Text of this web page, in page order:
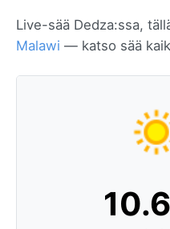
Live-sää Dedza:ssa,
Malawi — katso sää